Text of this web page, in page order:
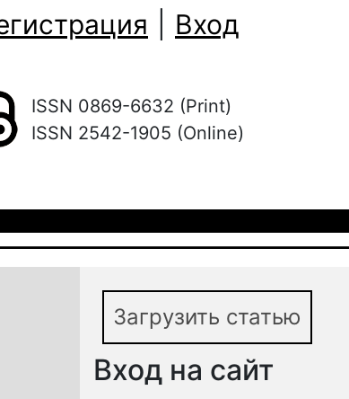
Вход
ISSN 0869-6632 (Print)
ISSN 2542-1905 (Online)
Загрузить статью
Вход на сайт